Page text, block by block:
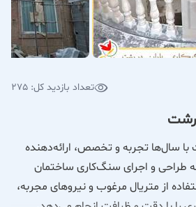
تعداد بازدید کل: 275
رشت
سال‌ها تجربه و تخصص، ارائه‌دهنده
طراحی و اجرای سنگ‌کاری ساختمان
از متریال مرغوب و نیروهای مجربه،